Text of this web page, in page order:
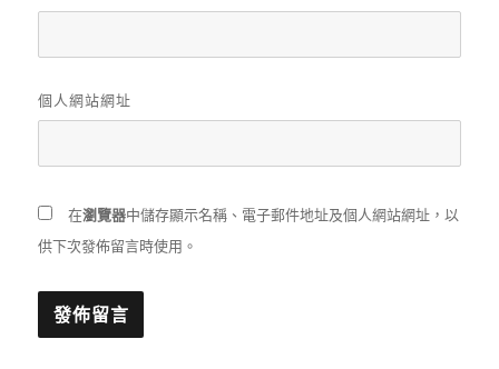
個人網站網址
在瀏覽器中儲存顯示名稱、電子郵件地址及個人網站網址，以
供下次發佈留言時使用。